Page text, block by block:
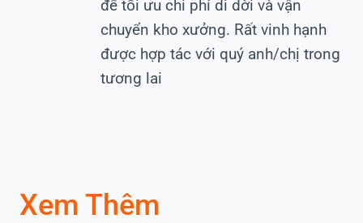
để tối ưu chi phí di dời và vận
chuyển kho xưởng. Rất vinh hạnh
được hợp tác với quý anh/chị trong
tương lai
Xem Thêm